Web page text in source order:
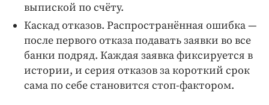
выпиской по счёту.
Каскад отказов. Распространённая ошибка —
после первого отказа подавать заявки во все
банки подряд. Каждая заявка фиксируется в
истории, и серия отказов за короткий срок
сама по себе становится стоп-фактором.